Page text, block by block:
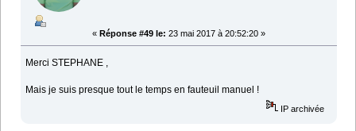
« Réponse #49 le: 23 mai 2017 à 20:52:20 »
Merci STEPHANE ,
Mais je suis presque tout le temps en fauteuil manuel !
IP archivée